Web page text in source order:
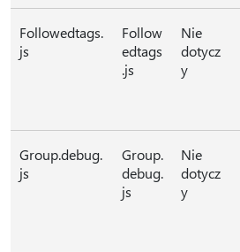
Followedtags.
js
Follow
edtags
.js
Nie
dotycz
y
Group.debug.
js
Group.
debug.
js
Nie
dotycz
y